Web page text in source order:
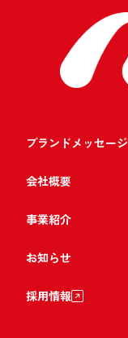
ブランドメッセージ
会社概要
事業紹介
お知らせ
採用情報